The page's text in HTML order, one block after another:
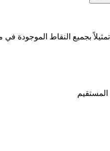
بجميع النقاط الموجودة في